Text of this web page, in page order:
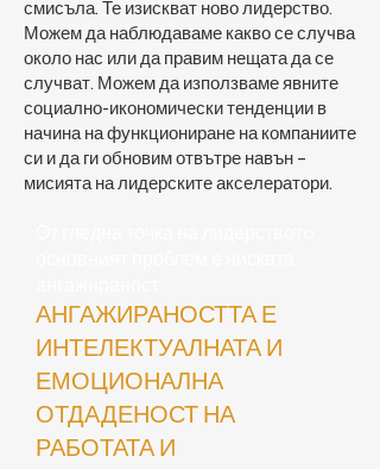
смисъла. Те изискват ново лидерство.
Можем да наблюдаваме какво се случва
около нас или да правим нещата да се
случват. Можем да използваме явните
социално-икономически тенденции в
начина на функциониране на компаниите
си и да ги обновим отвътре навън –
мисията на лидерските акселератори.
АНГАЖИРАНОСТТА Е
ИНТЕЛЕКТУАЛНАТА И
ЕМОЦИОНАЛНА
ОТДАДЕНОСТ НА
РАБОТАТА И